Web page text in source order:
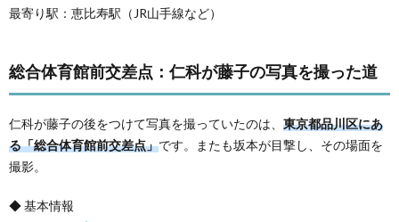
最寄り駅：恵比寿駅（JR山手線など）
総合体育館前交差点：仁科が藤子の写真を撮った道
仁科が藤子の後をつけて写真を撮っていたのは、 東京都品川区にあ
る「総合体育館前交差点」です。またも坂本が目撃し、その場面を
撮影。
◆ 基本情報